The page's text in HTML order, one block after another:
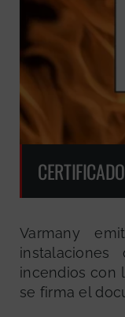
Varmany
incendios con
se firma el